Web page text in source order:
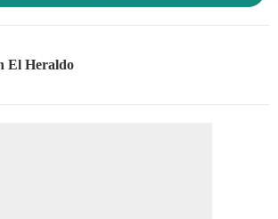
El Heraldo